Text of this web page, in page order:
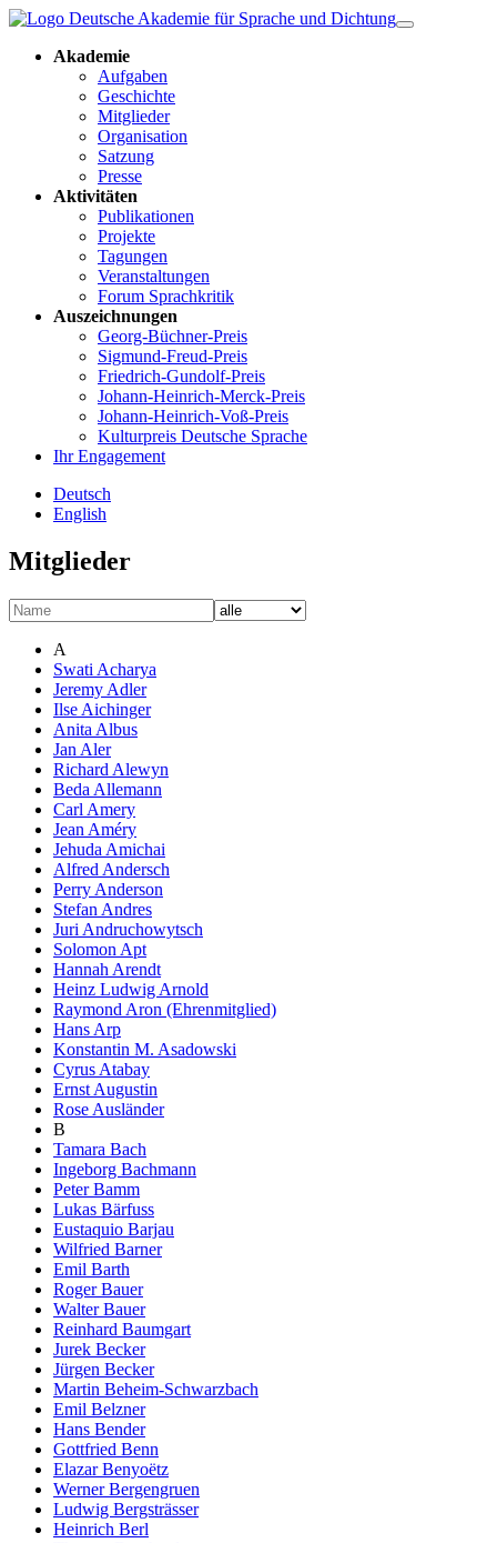
Akademie
Aufgaben
Geschichte
Mitglieder
Organisation
Satzung
Presse
Aktivitäten
Publikationen
Projekte
Tagungen
Veranstaltungen
Forum Sprachkritik
Auszeichnungen
Georg-Büchner-Preis
Sigmund-Freud-Preis
Friedrich-Gundolf-Preis
Johann-Heinrich-Merck-Preis
Johann-Heinrich-Voß-Preis
Kulturpreis Deutsche Sprache
Ihr Engagement
Deutsch
English
Mitglieder
A
Swati Acharya
Jeremy Adler
Ilse Aichinger
Anita Albus
Jan Aler
Richard Alewyn
Beda Allemann
Carl Amery
Jean Améry
Jehuda Amichai
Alfred Andersch
Perry Anderson
Stefan Andres
Juri Andruchowytsch
Solomon Apt
Hannah Arendt
Heinz Ludwig Arnold
Raymond Aron (Ehrenmitglied)
Hans Arp
Konstantin M. Asadowski
Cyrus Atabay
Ernst Augustin
Rose Ausländer
B
Tamara Bach
Ingeborg Bachmann
Peter Bamm
Lukas Bärfuss
Eustaquio Barjau
Wilfried Barner
Emil Barth
Roger Bauer
Walter Bauer
Reinhard Baumgart
Jurek Becker
Jürgen Becker
Martin Beheim-Schwarzbach
Emil Belzner
Hans Bender
Gottfried Benn
Elazar Benyoëtz
Werner Bergengruen
Ludwig Bergsträsser
Heinrich Berl